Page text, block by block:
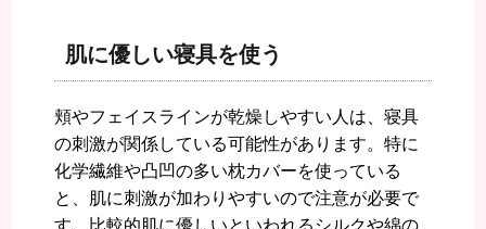
肌に優しい寝具を使う
頬やフェイスラインが乾燥しやすい人は、寝具
の刺激が関係している可能性があります。特に
化学繊維や凸凹の多い枕カバーを使っている
と、肌に刺激が加わりやすいので注意が必要で
す。比較的肌に優しいといわれるシルクや綿の